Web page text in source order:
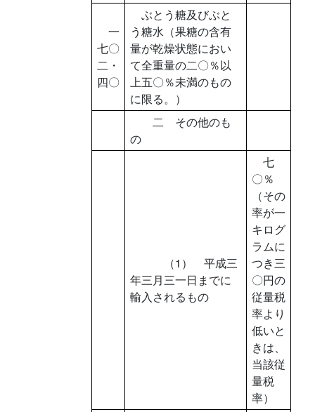
一
七〇
二・
四〇
ぶとう糖及びぶと
う糖水（果糖の含有
量が乾燥状態におい
て全重量の二〇％以
上五〇％未満のもの
に限る。）
二 その他のも
の
（1） 平成三
年三月三一日までに
輸入されるもの
七
〇％
（その
率が一
キログ
ラムに
つき三
〇円の
従量税
率より
低いと
きは、
当該従
量税
率）